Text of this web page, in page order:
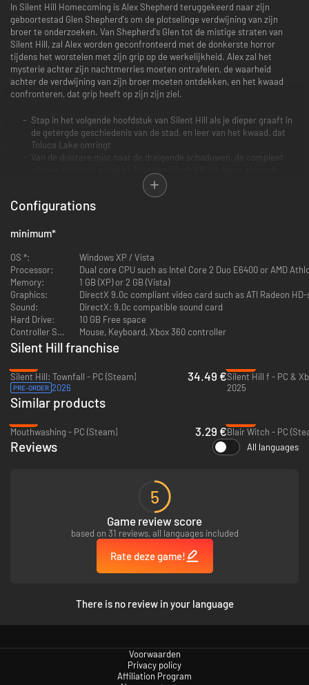
In Silent Hill Homecoming is Alex Shepherd teruggekeerd naar zijn
geboortestad Glen Shepherd's om de plotselinge verdwijning van zijn
broer te onderzoeken. Van Shepherd's Glen tot de mistige straten van
Silent Hill, zal Alex worden geconfronteerd met de donkerste horror
tijdens het worstelen met zijn grip op de werkelijkheid. Alex zal het
mysterie achter zijn nachtmerries moeten ontrafelen, de waarheid
achter de verdwijning van zijn broer moeten ontdekken, en het kwaad
confronteren, dat grip heeft op zijn zijn ziel.
Stap in het volgende hoofdstuk van Silent Hill als je dieper graaft in
de getergde geschiedenis van de stad, en leer van het kwaad, dat
Toluca Lake omringt
Van de duistere mist naar de dreigende schaduwen, de compleet
Los verraderlijke en dodelijke puzzels op om de mysterieuze
geheimen achter het kwaad te ontdekken dat het stadje Silent Hill
Silent Hill Homecoming is voorzien van een geheel nieuwe
Configurations
minimum*
OS *:
Windows XP / Vista
Processor:
Dual core CPU such as Intel Core 2 Duo E6400 or AMD
Memory:
1 GB (XP) or 2 GB (Vista)
Graphics:
DirectX 9.0c compliant video card such as ATI Radeon
Sound:
DirectX: 9.0c compatible sound card
Hard Drive:
10 GB Free space
Controller Support:Mouse, Keyboard, Xbox 360 controller
Silent Hill franchise
Silent Hill: Townfall - PC (Steam)
PRE-ORDER 2026
34.49 €
2025
Similar products
Mouthwashing - PC (Steam)
3.29 €Blair Witch - PC
Reviews All languages
5
Game review score
based on 31 reviews, all languages included
Rate deze game!
There is no review in your language
Voorwaarden
Privacy policy
Affiliation Program